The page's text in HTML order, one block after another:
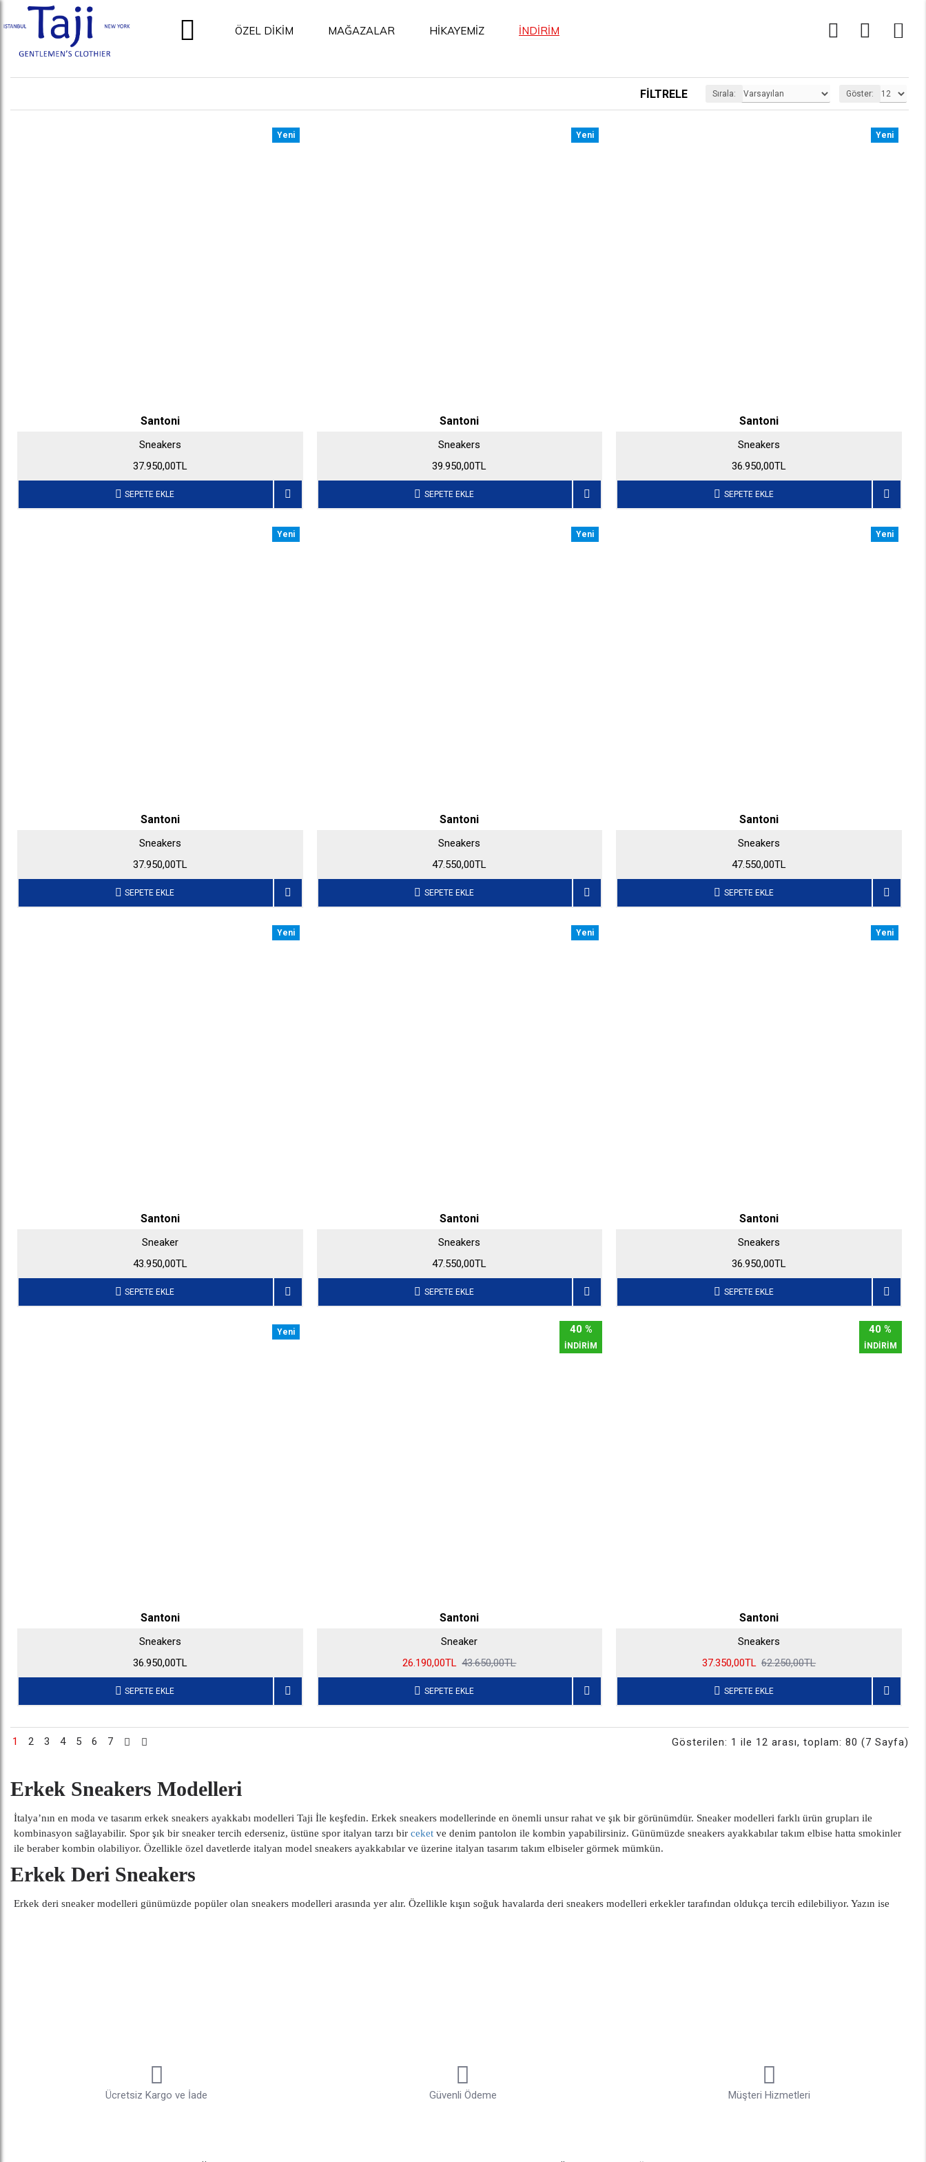
ÖZEL DİKİM MAĞAZALAR HİKAYEMİZ İNDİRİM
FILTRELE Sırala: Göster:
Yeni
Santoni
Sneakers
37.950,00TL
SEPETE EKLE
Yeni
Santoni
Sneakers
39.950,00TL
SEPETE EKLE
Yeni
Santoni
Sneakers
36.950,00TL
SEPETE EKLE
Yeni
Santoni
Sneakers
37.950,00TL
SEPETE EKLE
Yeni
Santoni
Sneakers
47.550,00TL
SEPETE EKLE
Yeni
Santoni
Sneakers
47.550,00TL
SEPETE EKLE
Yeni
Santoni
Sneaker
43.950,00TL
SEPETE EKLE
Yeni
Santoni
Sneakers
47.550,00TL
SEPETE EKLE
Yeni
Santoni
Sneakers
36.950,00TL
SEPETE EKLE
Yeni
Santoni
Sneakers
36.950,00TL
SEPETE EKLE
İNDİRİM
40 %
Santoni
Sneaker
26.190,00TL 43.650,00TL
SEPETE EKLE
İNDİRİM
40 %
Santoni
Sneakers
37.350,00TL 62.250,00TL
SEPETE EKLE
1 2 3 4 5 6 7 Gösterilen: 1 ile 12 arası, toplam: 80 (7 Sayfa)
Erkek Sneakers Modelleri
İtalya’nın en moda ve tasarım erkek sneakers ayakkabı modelleri Taji İle keşfedin. Erkek sneakers modellerinde en önemli unsur rahat ve şık bir görünümdür. Sneaker modelleri farklı ürün grupları ile
kombinasyon sağlayabilir. Spor şık bir sneaker tercih ederseniz, üstüne spor italyan tarzı bir ceket ve denim pantolon ile kombin yapabilirsiniz. Günümüzde sneakers ayakkabılar takım elbise hatta smokinler
ile beraber kombin olabiliyor. Özellikle özel davetlerde italyan model sneakers ayakkabılar ve üzerine italyan tasarım takım elbiseler görmek mümkün.
Erkek Deri Sneakers
Erkek deri sneaker modelleri günümüzde popüler olan sneakers modelleri arasında yer alır. Özellikle kışın soğuk havalarda deri sneakers modelleri erkekler tarafından oldukça tercih edilebiliyor. Yazın ise
modeli hem spor hem de günlük giyimde kullanılabilir bir alternatiftir. Erkek file sneakers modellerinde 2024 yıllı itibar ile çeşitli yenilikler bize sunmaktadır. Renkli file sneakers modelleri bu yılın ve 2025
Yüksek bilekli sneakers modelleri erkekler arasında son dönemde popüler olan sneakers modelleri arasında yer almaktadır. Yüksek bilekli sneakers modelleri ekstra destek ve koruma sağlamanın yanı sıra şık
Ücretsiz Kargo ve İade Güvenli Ödeme Müşteri Hizmetleri